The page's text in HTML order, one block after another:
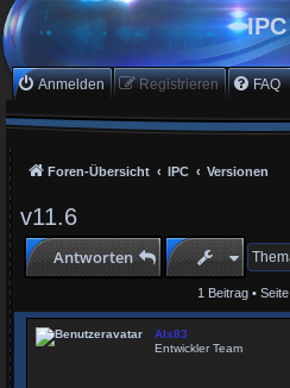
IPC
Anmelden Registrieren FAQ
Foren-Übersicht IPC Versionen
v11.6
Antworten
1 Beitrag • Seite
Alx83
Entwickler Team